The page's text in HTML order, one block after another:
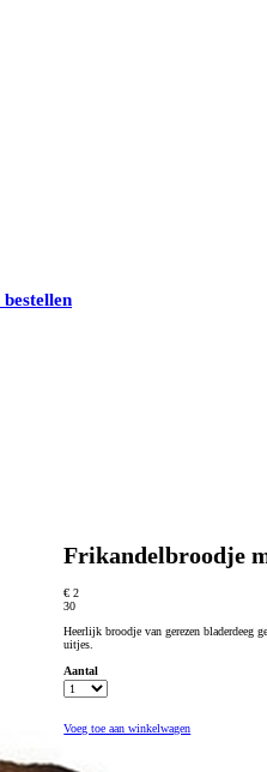
Frikandelbroodje
€ 2
30
Heerlijk broodje van gerezen bladerdeeg
uitjes.
Aantal
Voeg toe aan winkelwagen